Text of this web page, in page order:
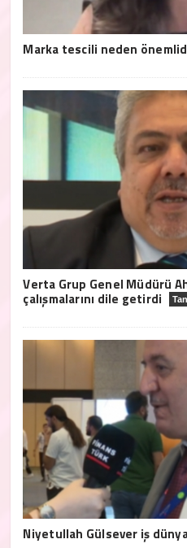
Marka tescili neden
Verta Grup Genel Müdürü
çalışmalarını dile getirdi
Niyetullah Gülsever iş